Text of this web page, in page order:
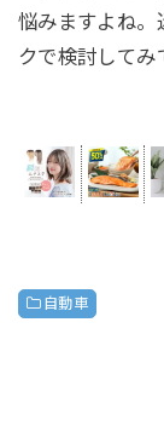
悩みますよね。
クで検討してみ
自動車